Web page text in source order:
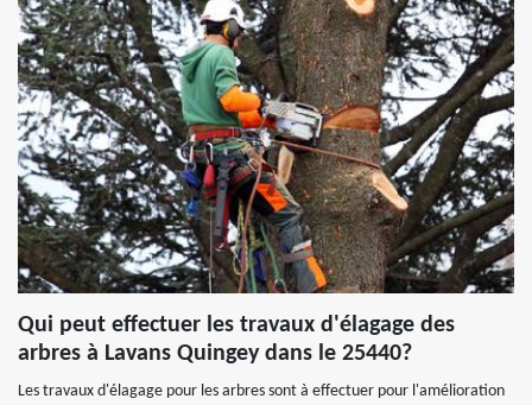
Qui peut effectuer les travaux d'élagage des
arbres à Lavans Quingey dans le 25440?
Les travaux d'élagage pour les arbres sont à effectuer pour l'amélioration